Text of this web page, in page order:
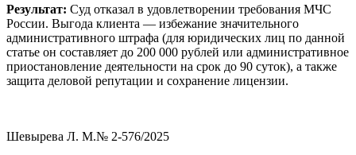
Результат: Суд отказал в удовлетворении требования МЧС
России. Выгода клиента — избежание значительного
административного штрафа (для юридических лиц по данной
статье он составляет до 200 000 рублей или административное
приостановление деятельности на срок до 90 суток), а также
защита деловой репутации и сохранение лицензии.
Шевырева Л. М.№ 2-576/2025